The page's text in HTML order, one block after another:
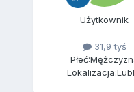
Użytkownik
31,9 tyś
Płeć:
Lokalizacja: